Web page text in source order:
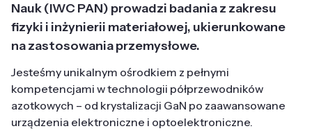
Nauk (IWC PAN) prowadzi badania z zakresu
fizyki i inżynierii materiałowej, ukierunkowane
na zastosowania przemysłowe.
Jesteśmy unikalnym ośrodkiem z pełnymi
kompetencjami w technologii półprzewodników
azotkowych – od krystalizacji GaN po zaawansowane
urządzenia elektroniczne i optoelektroniczne.